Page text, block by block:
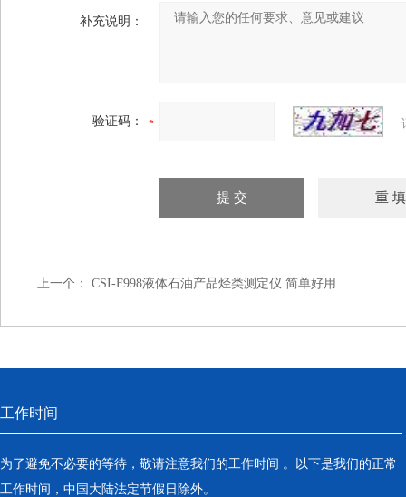
补充说明：
验证码：
上一个： CSI-F998液体石油产品烃类测定仪 简单好用
工作时间
为了避免不必要的等待，敬请注意我们的工作时间 。以下是我们的正常
工作时间，中国大陆法定节假日除外。